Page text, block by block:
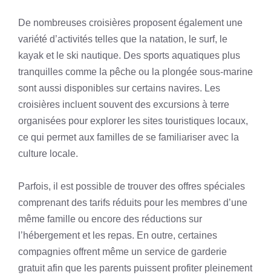
De nombreuses croisières proposent également une
variété d’activités telles que la natation, le surf, le
kayak et le ski nautique. Des sports aquatiques plus
tranquilles comme la pêche ou la plongée sous-marine
sont aussi disponibles sur certains navires. Les
croisières incluent souvent des excursions à terre
organisées pour explorer les sites touristiques locaux,
ce qui permet aux familles de se familiariser avec la
culture locale.
Parfois, il est possible de trouver des offres spéciales
comprenant des tarifs réduits pour les membres d’une
même famille ou encore des réductions sur
l’hébergement et les repas. En outre, certaines
compagnies offrent même un service de garderie
gratuit afin que les parents puissent profiter pleinement